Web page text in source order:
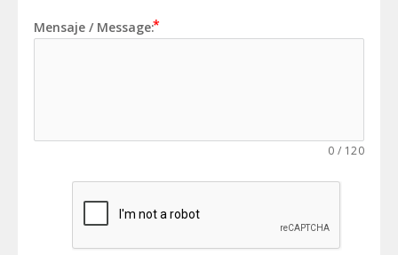
Mensaje / Message:
0 / 120